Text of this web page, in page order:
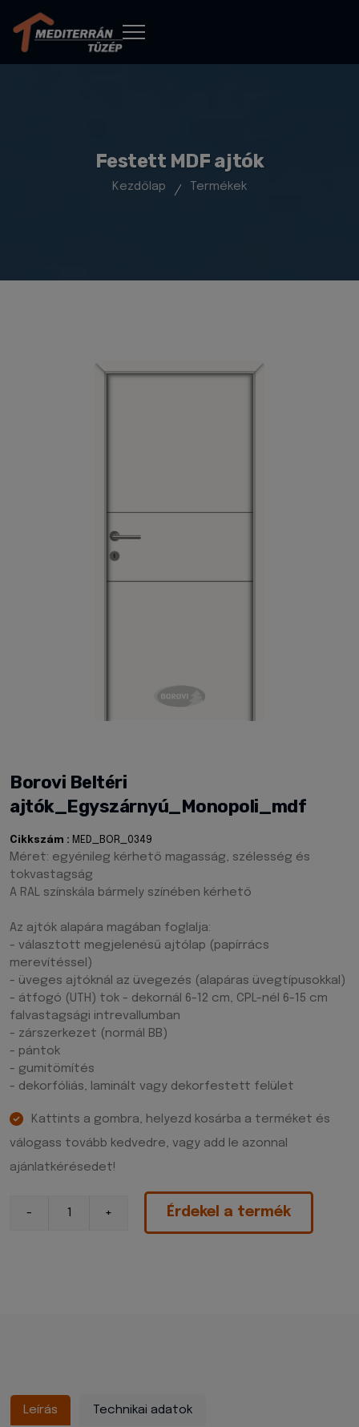
Festett MDF ajtók
Kezdőlap Termékek
Borovi Beltéri
ajtók_Egyszárnyú_Monopoli_mdf
Cikkszám : MED_BOR_0349
Méret: egyénileg kérhető magasság, szélesség és
tokvastagság
A RAL színskála bármely színében kérhető
Az ajtók alapára magában foglalja:
- választott megjelenésű ajtólap (papírrács
merevítéssel)
- üveges ajtóknál az üvegezés (alapáras üvegtípusokkal)
- átfogó (UTH) tok - dekornál 6-12 cm, CPL-nél 6-15 cm
falvastagsági intrevallumban
- zárszerkezet (normál BB)
- pántok
- gumitömítés
- dekorfóliás, laminált vagy dekorfestett felület
Kattints a gombra, helyezd kosárba a terméket és
válogass tovább kedvedre, vagy add le azonnal
ajánlatkérésedet!
Érdekel a termék
Leírás Technikai adatok